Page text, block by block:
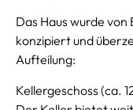
Das Haus wurde
konzipiert und
Aufteilung:
Kellergeschoss (ca.